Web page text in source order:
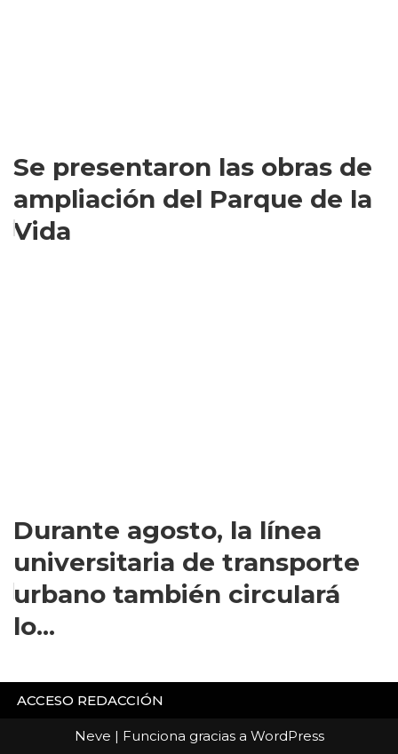
Se presentaron las obras de
ampliación del Parque de la
Vida
Durante agosto, la línea
universitaria de transporte
urbano también circulará
lo...
ACCESO REDACCIÓN
Neve | Funciona gracias a WordPress